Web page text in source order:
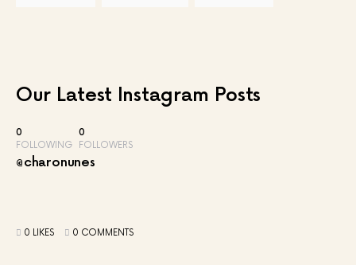
Our Latest Instagram Posts
0
FOLLOWING
0
FOLLOWERS
@charonunes
0 LIKES 0 COMMENTS